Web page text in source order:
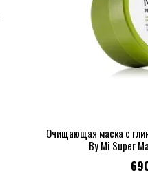
Очищающая маска с
By Mi Super